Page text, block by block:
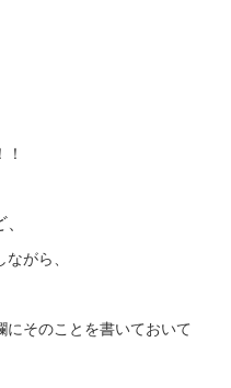
がら、
にそのことを書いておいて